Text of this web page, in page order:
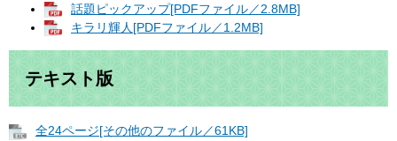
話題ピックアップ[PDFファイル／2.8MB]
キラリ輝人[PDFファイル／1.2MB]
テキスト版
全24ページ[その他のファイル／61KB]